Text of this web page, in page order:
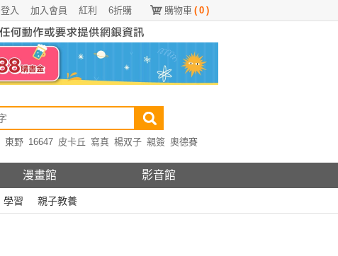
購物車 ( 0 )
6折購
紅利
加入會員
登入
東野 16647 皮卡丘 寫真 楊双子 親簽 奧德賽
漫畫館 影音館
學習 親子教養